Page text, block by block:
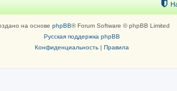
на основе phpBB® Forum Software © phpBB Limited
Русская поддержка phpBB
Конфиденциальность| Правила